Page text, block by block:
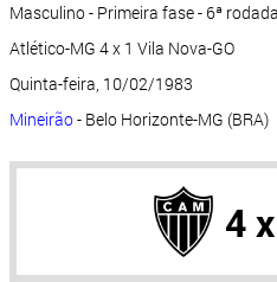
Masculino - Primeira fase - 6ª rodada
Atlético-MG 4 x 1 Vila Nova-GO
Quinta-feira, 10/02/1983
Mineirão- Belo Horizonte-MG (BRA)
4